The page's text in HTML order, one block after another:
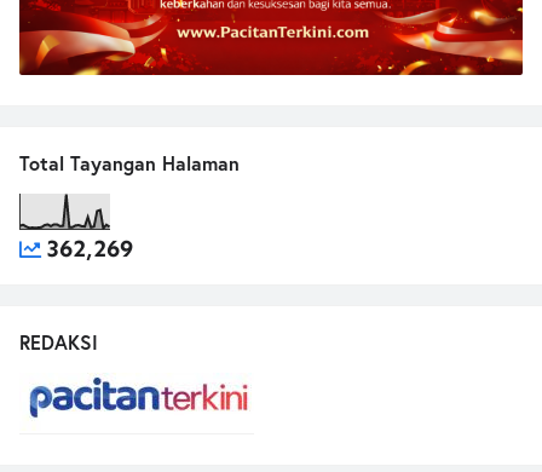
Total Tayangan Halaman
362,269
REDAKSI